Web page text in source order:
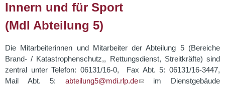
Innern und für Sport
(MdI Abteilung 5)
Die Mitarbeiterinnen und Mitarbeiter der Abteilung 5 (Bereiche
Brand- / Katastrophenschutz,, Rettungsdienst, Streitkräfte) sind
zentral unter Telefon: 06131/16-0, Fax Abt. 5: 06131/16-3447,
Mail Abt. 5: abteilung5@mdi.rlp.de
im Dienstgebäude